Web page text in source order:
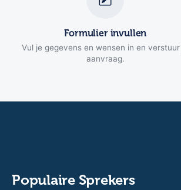
Formulier invullen
Vul je gegevens en wensen in en verstuur
aanvraag.
Populaire Sprekers